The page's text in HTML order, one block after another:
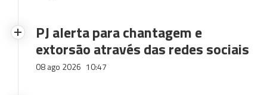
PJ alerta para chantagem e
extorsão através das redes sociais
08 ago 2026 10:47